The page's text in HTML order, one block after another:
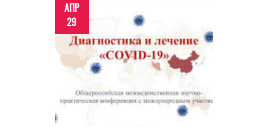
АПР
29